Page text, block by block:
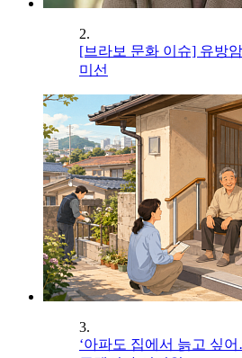
2.
[브라보 문화 이슈] 유방
미선
3.
‘아파도 집에서 늙고 싶